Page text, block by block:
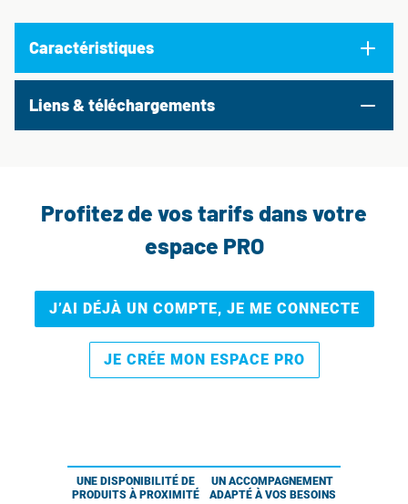
Caractéristiques
Liens & téléchargements
Profitez de vos tarifs dans votre
espace PRO
J’AI DÉJÀ UN COMPTE, JE ME CONNECTE
JE CRÉE MON ESPACE PRO
UNE DISPONIBILITÉ DE
PRODUITS À PROXIMITÉ
UN ACCOMPAGNEMENT
ADAPTÉ À VOS BESOINS